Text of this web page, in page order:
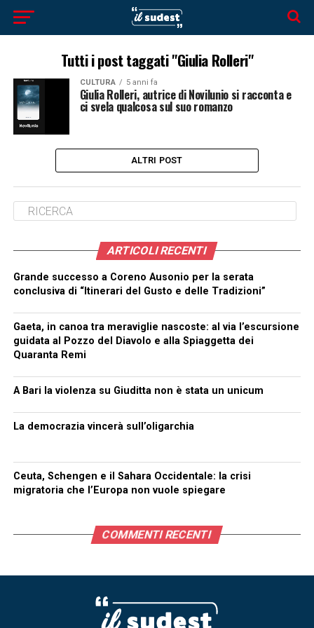
Tutti i post taggati "Giulia Rolleri"
CULTURA 5 anni fa
Giulia Rolleri, autrice di Novilunio si racconta e
ci svela qualcosa sul suo romanzo
ALTRI POST
ARTICOLI RECENTI
Grande successo a Coreno Ausonio per la serata
conclusiva di “Itinerari del Gusto e delle Tradizioni”
Gaeta, in canoa tra meraviglie nascoste: al via l’escursione
guidata al Pozzo del Diavolo e alla Spiaggetta dei
Quaranta Remi
A Bari la violenza su Giuditta non è stata un unicum
La democrazia vincerà sull’oligarchia
Ceuta, Schengen e il Sahara Occidentale: la crisi
migratoria che l’Europa non vuole spiegare
COMMENTI RECENTI